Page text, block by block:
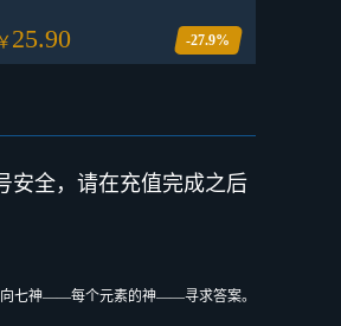
￥ 25.90 -27.9%
安全，请在充值完成之后
向七神——每个元素的神——寻求答案。